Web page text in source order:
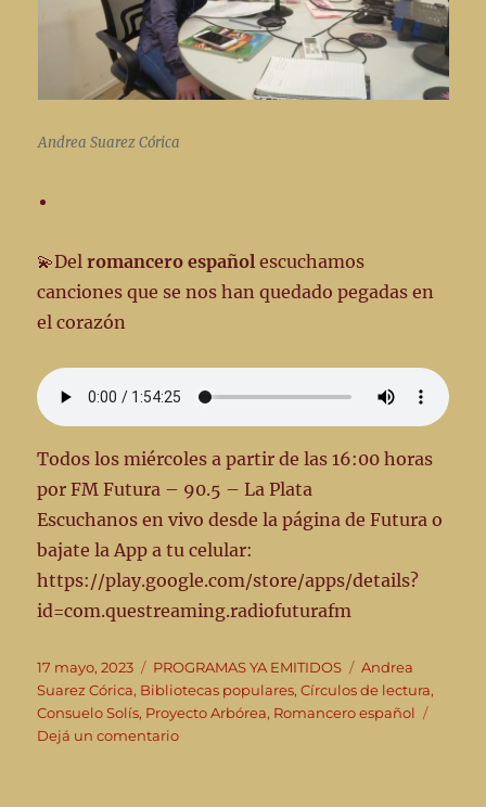
Andrea Suarez Córica
💫Delromancero español escuchamos
canciones que se nos han quedado pegadas en
el corazón
Todos los miércoles a partir de las 16:00 horas
por FM Futura – 90.5 – La Plata
Escuchanos en vivo desde la página de Futura o
bajate la App a tu celular:
https://play.google.com/store/apps/details?
id=com.questreaming.radiofuturafm
Publicado
el
17 mayo, 2023 Categorías
PROGRAMAS YA EMITIDOS Etiquetas
Andrea
Suarez Córica, Bibliotecas populares,Círculos de lectura,
Consuelo Solís, Proyecto Arbórea, Romancero español
Dejá un comentarioen